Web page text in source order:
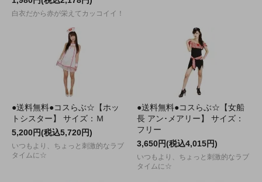
白衣だから赤が栄えてカッコイイ！
●送料無料●コスらぶ☆【ホッ
トシスター】 サイズ：Ｍ
5,200円(税込5,720円)
いつもより、ちょっと刺激的なラブ
タイムに☆
●送料無料●コスらぶ☆【女船
長 アン･メアリー】 サイズ：
フリー
3,650円(税込4,015円)
いつもより、ちょっと刺激的なラブ
タイムに☆